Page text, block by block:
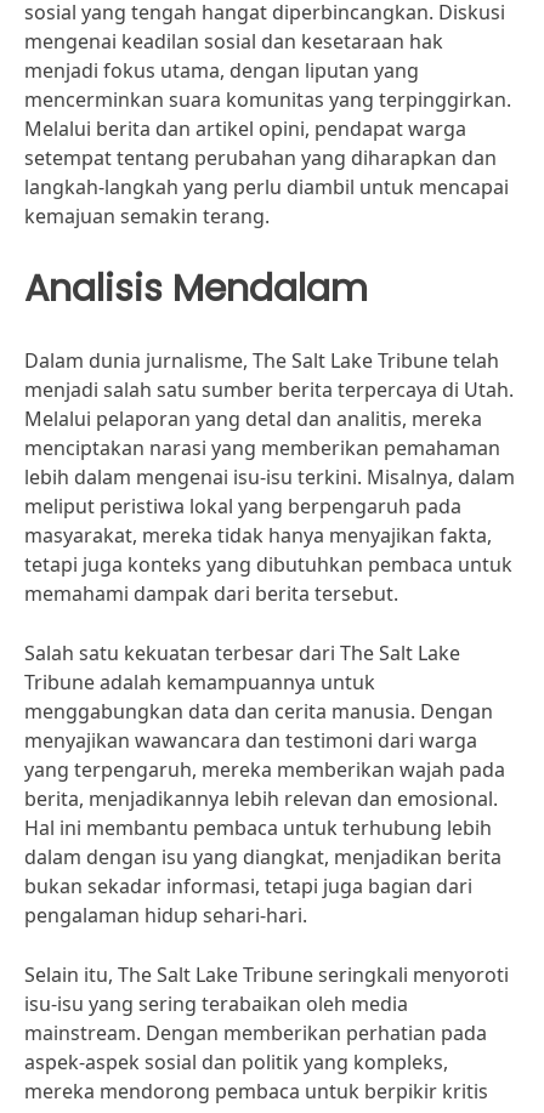
sosial yang tengah hangat diperbincangkan. Diskusi
mengenai keadilan sosial dan kesetaraan hak
menjadi fokus utama, dengan liputan yang
mencerminkan suara komunitas yang terpinggirkan.
Melalui berita dan artikel opini, pendapat warga
setempat tentang perubahan yang diharapkan dan
langkah-langkah yang perlu diambil untuk mencapai
kemajuan semakin terang.
Analisis Mendalam
Dalam dunia jurnalisme, The Salt Lake Tribune telah
menjadi salah satu sumber berita terpercaya di Utah.
Melalui pelaporan yang detal dan analitis, mereka
menciptakan narasi yang memberikan pemahaman
lebih dalam mengenai isu-isu terkini. Misalnya, dalam
meliput peristiwa lokal yang berpengaruh pada
masyarakat, mereka tidak hanya menyajikan fakta,
tetapi juga konteks yang dibutuhkan pembaca untuk
memahami dampak dari berita tersebut.
Salah satu kekuatan terbesar dari The Salt Lake
Tribune adalah kemampuannya untuk
menggabungkan data dan cerita manusia. Dengan
menyajikan wawancara dan testimoni dari warga
yang terpengaruh, mereka memberikan wajah pada
berita, menjadikannya lebih relevan dan emosional.
Hal ini membantu pembaca untuk terhubung lebih
dalam dengan isu yang diangkat, menjadikan berita
bukan sekadar informasi, tetapi juga bagian dari
pengalaman hidup sehari-hari.
Selain itu, The Salt Lake Tribune seringkali menyoroti
isu-isu yang sering terabaikan oleh media
mainstream. Dengan memberikan perhatian pada
aspek-aspek sosial dan politik yang kompleks,
mereka mendorong pembaca untuk berpikir kritis